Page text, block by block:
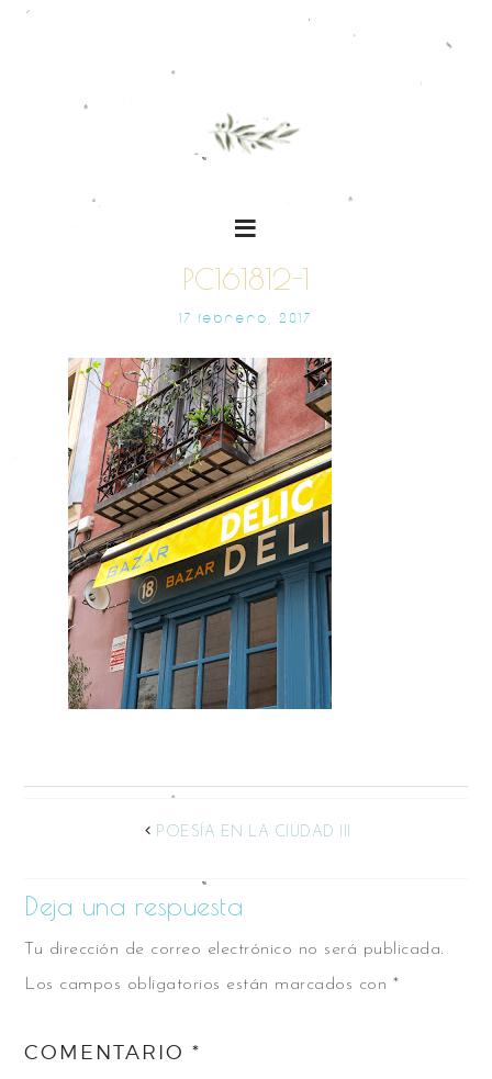
PC161812-1
17 FEBRERO, 2017
POESÍA EN LA CIUDAD III
Deja una respuesta
Tu dirección de correo electrónico no será publicada.
Los campos obligatorios están marcados con *
COMENTARIO*